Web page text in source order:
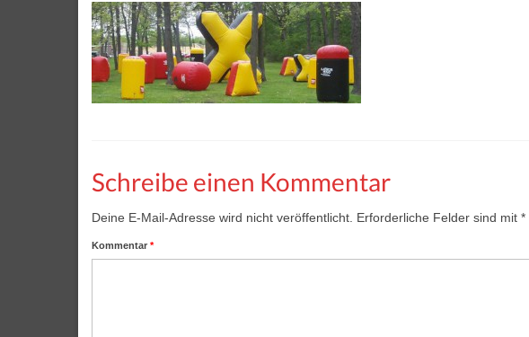
Schreibe einen Kommentar
Deine E-Mail-Adresse wird nicht veröffentlicht. Erforderliche Felder sind mit *
Kommentar *